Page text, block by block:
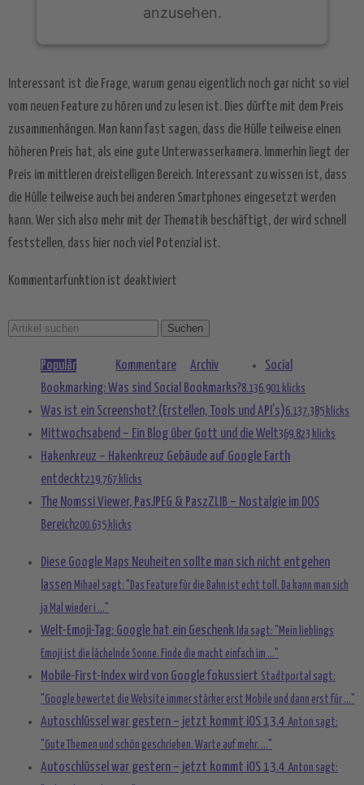
anzusehen.
Akzeptieren
powered byUsercentrics Consent
Management Platform&eRecht24
Interessant ist die Frage, warum genau eigentlich noch gar nicht so viel
vom neuen Feature zu hören und zu lesen ist. Dies dürfte mit dem Preis
zusammenhängen. Man kann fast sagen, dass die Hülle teilweise einen
höheren Preis hat, als eine gute Unterwasserkamera. Immerhin liegt der
Preis im mittleren dreistelligen Bereich. Interessant zu wissen ist, dass
die Hülle teilweise auch bei anderen Smartphones eingesetzt werden
kann. Wer sich also mehr mit der Thematik beschäftigt, der wird schnell
feststellen, dass hier noch viel Potenzial ist.
Kommentarfunktion ist deaktiviert
Populär Kommentare Archiv
Social
Bookmarking: Was sind Social Bookmarks?8.136.901 klicks
Was ist ein Screenshot? (Erstellen, Tools und API’s)6.137.385 klicks
Mittwochsabend – Ein Blog über Gott und die Welt369.823 klicks
Hakenkreuz – Hakenkreuz Gebäude auf Google Earth
entdeckt219.767 klicks
The Nomssi Viewer, PasJPEG & PaszZLIB – Nostalgie im DOS
Bereich200.635 klicks
Diese Google Maps Neuheiten sollte man sich nicht entgehen
lassen Mihael sagt: "Das Feature für die Bahn ist echt toll. Da kann man sich
ja Mal wieder i ..."
Welt-Emoji-Tag: Google hat ein Geschenk Ida sagt: "Mein lieblings
Emoji ist die lächelnde Sonne. Finde die macht einfach im ..."
Mobile-First-Index wird von Google fokussiert Stadtportal sagt:
"Google bewertet die Website immer stärker erst Mobile und dann erst für ..."
Autoschlüssel war gestern – jetzt kommt iOS 13.4 Anton sagt:
"Gute Themen und schön geschrieben. Warte auf mehr. ..."
Autoschlüssel war gestern – jetzt kommt iOS 13.4 Anton sagt: